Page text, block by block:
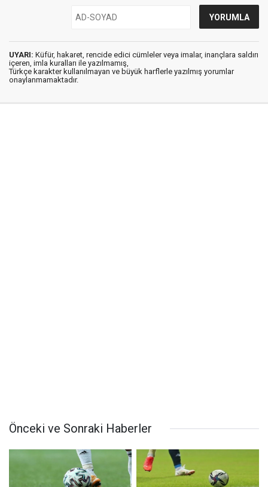
UYARI: Küfür, hakaret, rencide edici cümleler veya imalar, inançlara saldırı
içeren, imla kuralları ile yazılmamış,
Türkçe karakter kullanılmayan ve büyük harflerle yazılmış yorumlar
onaylanmamaktadır.
Önceki ve Sonraki Haberler